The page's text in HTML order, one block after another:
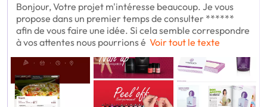
Bonjour, Votre projet m'intéresse beaucoup. Je vous
propose dans un premier temps de consulter ******
afin de vous faire une idée. Si cela semble correspondre
à vos attentes nous pourrions é Voir tout le texte